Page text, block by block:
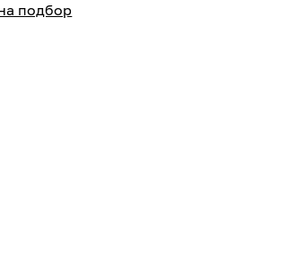
the
подбор